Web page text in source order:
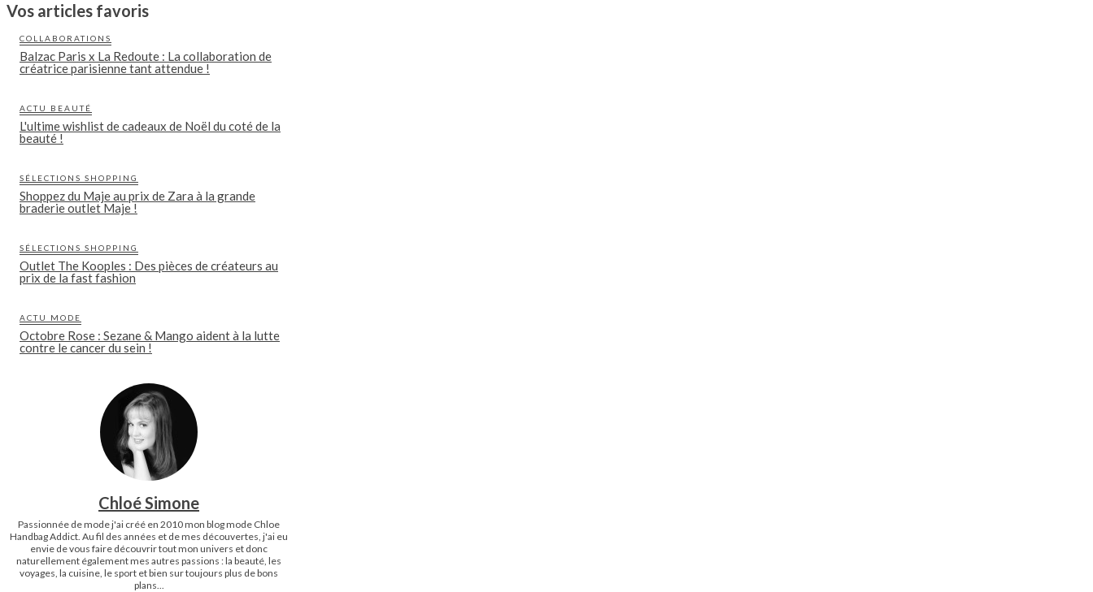
Vos articles favoris
COLLABORATIONS
Balzac Paris x La Redoute : La collaboration de
créatrice parisienne tant attendue !
ACTU BEAUTÉ
L'ultime wishlist de cadeaux de Noël du coté de la
beauté !
SÉLECTIONS SHOPPING
Shoppez du Maje au prix de Zara à la grande
braderie outlet Maje !
SÉLECTIONS SHOPPING
Outlet The Kooples : Des pièces de créateurs au
prix de la fast fashion
ACTU MODE
Octobre Rose : Sezane & Mango aident à la lutte
contre le cancer du sein !
Chloé Simone
Passionnée de mode j'ai créé en 2010 mon blog mode Chloe
Handbag Addict. Au fil des années et de mes découvertes, j'ai eu
envie de vous faire découvrir tout mon univers et donc
naturellement également mes autres passions : la beauté, les
voyages, la cuisine, le sport et bien sur toujours plus de bons
plans...